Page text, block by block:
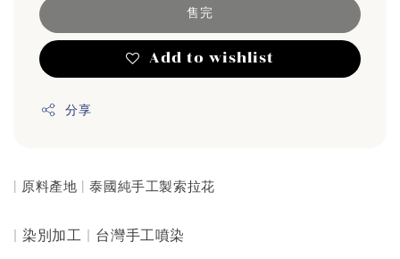
售完
Add to wishlist
分享
| 原料產地 | 泰國純手工製索拉花
| 染別加工 | 台灣手工噴染